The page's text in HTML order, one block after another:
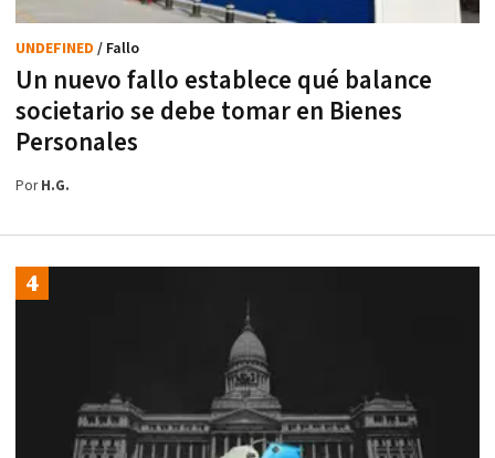
Un nuevo fallo establece qué balance
societario se debe tomar en Bienes
Personales
UNDEFINED / Fallo
PorH.G.